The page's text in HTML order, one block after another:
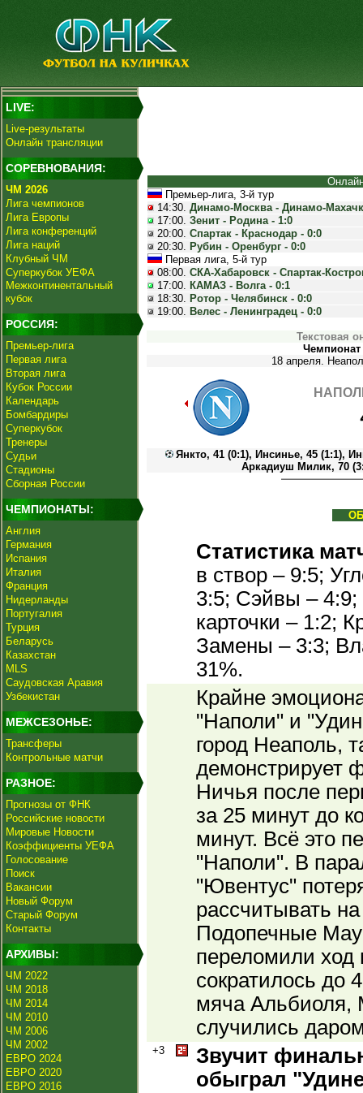
LIVE:
Live-результаты
Онлайн трансляции
СОРЕВНОВАНИЯ:
ЧМ 2026
Лига чемпионов
Лига Европы
Лига конференций
Лига наций
Клубный ЧМ
Суперкубок УЕФА
Межконтинентальный
кубок
РОССИЯ:
Премьер-лига
Первая лига
Вторая лига
Кубок России
Календарь
Бомбардиры
Суперкубок
Тренеры
Судьи
Стадионы
Сборная России
ЧЕМПИОНАТЫ:
Англия
Германия
Испания
Италия
Франция
Нидерланды
Португалия
Турция
Беларусь
Казахстан
MLS
Саудовская Аравия
Узбекистан
МЕЖСЕЗОНЬЕ:
Трансферы
Контрольные матчи
РАЗНОЕ:
Прогнозы от ФНК
Российские новости
Мировые Новости
Коэффициенты УЕФА
Голосование
Поиск
Вакансии
Новый Форум
Старый Форум
Контакты
АРХИВЫ:
ЧМ 2022
ЧМ 2018
ЧМ 2014
ЧМ 2010
ЧМ 2006
ЧМ 2002
ЕВРО 2024
ЕВРО 2020
ЕВРО 2016
Премьер-лига, 3-й тур
14:30. Динамо-Москва - Динамо-
17:00. Зенит - Родина - 1:0
20:00. Спартак - Краснодар - 0:0
20:30. Рубин - Оренбург - 0:0
Первая лига, 5-й тур
08:00. СКА-Хабаровск - Спартак-
17:00. КАМАЗ - Волга - 0:1
18:30. Ротор - Челябинск - 0:0
19:00. Велес - Ленинградец - 0:0
Текстовая
Чемпионат
18 апреля.
Янкто, 41 (0:1), Инсинье, 45 (1:1),
Аркадиуш Милик, 70
Статистика
в створ – 9:5;
3:5; Сэйвы –
карточки – 1:2;
Замены – 3:3;
31%.
Крайне
"Наполи" и
город Неаполь,
демонстрирует
Ничья после
за 25 минут до
минут. Всё это
"Наполи". В
"Ювентус"
рассчитывать
Подопечные
переломили ход
сократилось до
мяча Альбиоля,
случились
+3
Звучит
обыграл